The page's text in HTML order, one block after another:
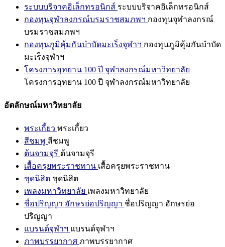
ระบบบริจาคอิเล็กทรอนิกส์ ระบบบริจาคอิเล็กทรอนิกส์
กองทุนจุฬาลงกรณ์บรมราชสมภพฯ กองทุนจุฬาลงกรณ์
บรมราชสมภพฯ
กองทุนภูมิคุ้มกันบำบัดมะเร็งจุฬาฯ กองทุนภูมิคุ้มกันบำบัด
มะเร็งจุฬาฯ
โครงการอุทยาน 100 ปี จุฬาลงกรณ์มหาวิทยาลัย
โครงการอุทยาน 100 ปี จุฬาลงกรณ์มหาวิทยาลัย
อัตลักษณ์มหาวิทยาลัย
พระเกี้ยว พระเกี้ยว
สีชมพู สีชมพู
ต้นจามจุรี ต้นจามจุรี
เสื้อครุยพระราชทาน เสื้อครุยพระราชทาน
ชุดนิสิต ชุดนิสิต
เพลงมหาวิทยาลัย เพลงมหาวิทยาลัย
ชื่อปริญญา อักษรย่อปริญญา ชื่อปริญญา อักษรย่อ
ปริญญา
แบรนด์จุฬาฯ แบรนด์จุฬาฯ
ภาพบรรยากาศ ภาพบรรยากาศ